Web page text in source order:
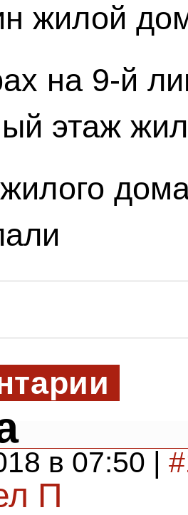
жилой
на 9-й
этаж
в 07:50 |
П